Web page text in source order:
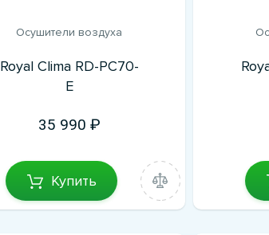
Осушители воздуха
Royal Clima RD-PC70-
E
35 990
Купить